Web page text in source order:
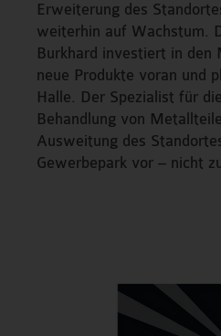
Erweiterung des
weiterhin auf Wachstum.
Burkhard investiert in den
neue Produkte voran und
Halle. Der Spezialist für
Behandlung von
Ausweitung des
Gewerbepark vor – nicht